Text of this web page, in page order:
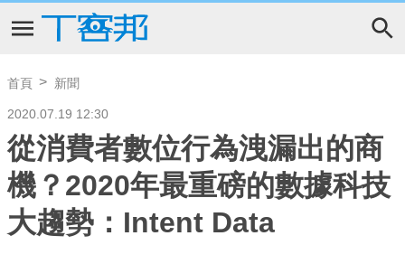
首頁 新聞
2020.07.19 12:30
從消費者數位行為洩漏出的商
機？2020年最重磅的數據科技
大趨勢：Intent Data